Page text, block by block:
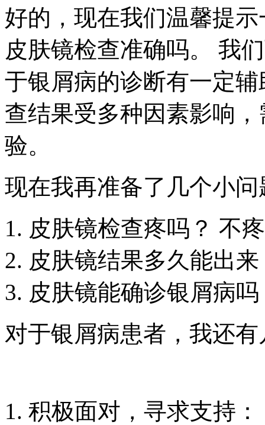
好的，现在我们温馨提
皮肤镜检查准确吗。 我
于银屑病的诊断有一定
查结果受多种因素影响
验。
现在我再准备了几个小
皮肤镜检查疼吗？ 不
皮肤镜结果多久能出
皮肤镜能确诊银屑病
对于银屑病患者，我还
1. 积极面对，寻求支持